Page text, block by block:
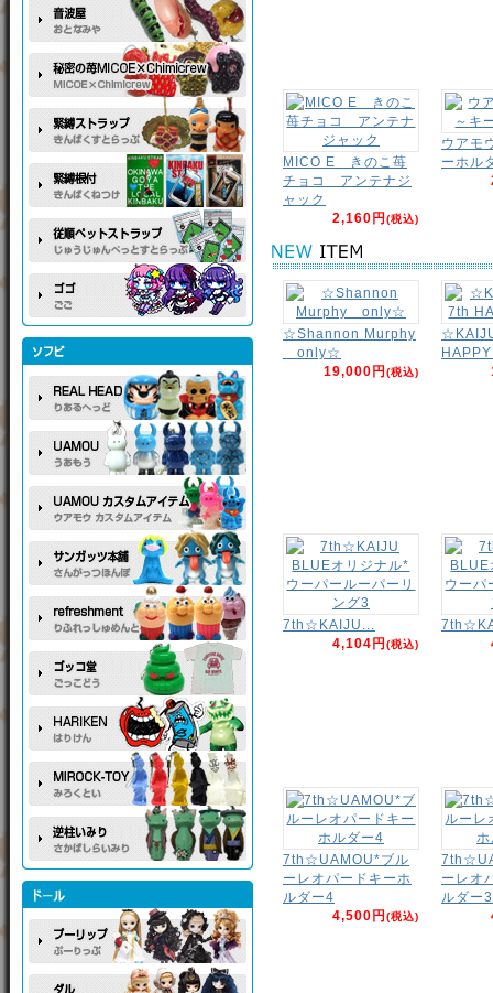
MICO E きのこ苺
チョコ アンテナジ
ャック
2,160円(税込)
ウアモ
ーホル
☆Shannon Murphy
only☆
19,000円(税込)
7th☆KAIJU...
4,104円(税込)
7th☆UAMOU*ブル
ーレオパードキーホ
ルダー4
4,500円(税込)
ーレオ
ルダー3